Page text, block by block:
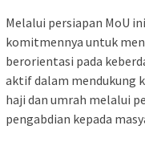
Melalui persiapan MoU
komitmennya untuk
berorientasi pada
aktif dalam mendukung
haji dan umrah melalui
pengabdian kepada